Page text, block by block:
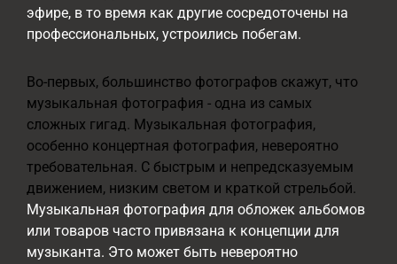
эфире, в то время как другие сосредоточены на
профессиональных, устроились побегам.
Во-первых, большинство фотографов скажут, что
музыкальная фотография - одна из самых
сложных гигад. Музыкальная фотография,
особенно концертная фотография, невероятно
требовательная. С быстрым и непредсказуемым
движением, низким светом и краткой стрельбой.
Музыкальная фотография для обложек альбомов
или товаров часто привязана к концепции для
музыканта. Это может быть невероятно